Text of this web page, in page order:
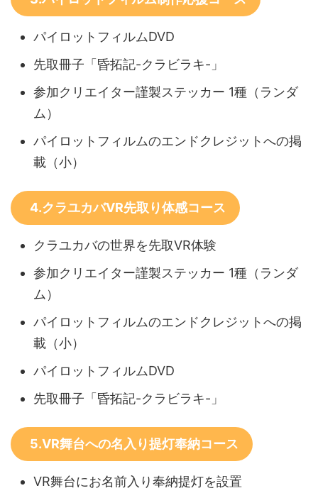
パイロットフィルムDVD
先取冊子「昏拓記-クラビラキ-」
参加クリエイター謹製ステッカー 1種（ランダ
ム）
パイロットフィルムのエンドクレジットへの掲
載（小）
4.クラユカバVR先取り体感コース
クラユカバの世界を先取VR体験
参加クリエイター謹製ステッカー 1種（ランダ
ム）
パイロットフィルムのエンドクレジットへの掲
載（小）
パイロットフィルムDVD
先取冊子「昏拓記-クラビラキ-」
5.VR舞台への名入り提灯奉納コース
VR舞台にお名前入り奉納提灯を設置